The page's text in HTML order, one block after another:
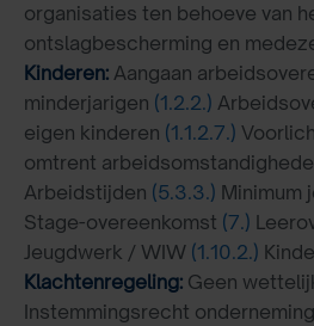
organisaties ten behoeve van
ontslagbescherming en
Kinderen: Aangaan
minderjarigen (1.2.2.)
eigen kinderen (1.1.2.7.)
omtrent
Arbeidstijden (5.3.3.) Minimum
Stage-overeenkomst (7.)
Jeugdwerk / WIW (1.10.2.)
Klachtenregeling: Geen
Instemmingsrecht